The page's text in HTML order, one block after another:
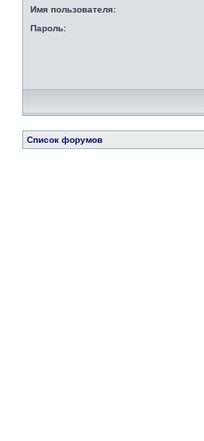
Имя пользователя:
Пароль:
Список форумов